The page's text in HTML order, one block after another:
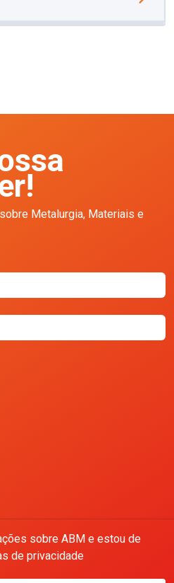
Metalurgia, Materiais e
sobre ABM e estou de
de privacidade